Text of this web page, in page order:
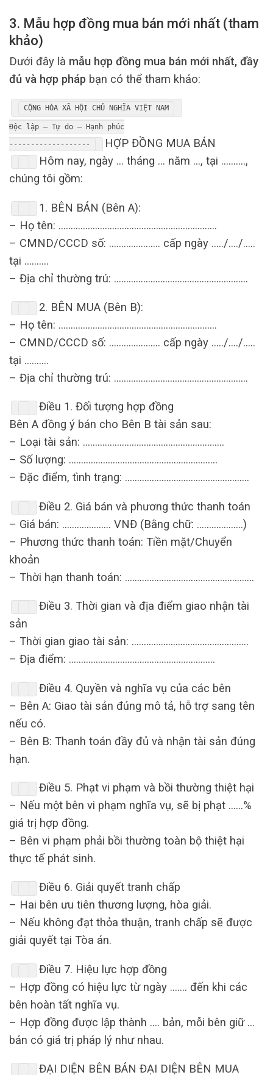
3. Mẫu hợp đồng mua bán mới nhất (tham
khảo)
Dưới đây là mẫu hợp đồng mua bán mới nhất, đầy
đủ và hợp pháp bạn có thể tham khảo:
CỘNG HÒA XÃ HỘI CHỦ NGHĨA VI ỆT NAM
Độc lập – Tự do – Hạnh phúc
------------------- HỢP ĐỒNG MUA BÁN
Hôm nay, ngày… tháng … năm …, tại ……….,
chúng tôi gồm:
1. BÊN BÁN (Bên A):
– Họ tên: ………………………………………………………..
– CMND/CCCD số: ………………… cấp ngày …../…./…..
tại ……….
– Địa chỉ thường trú: ……………………………………………….
2. BÊN MUA(Bên B):
– Họ tên: ………………………………………………………..
– CMND/CCCD số: ………………… cấp ngày …../…./…..
tại ……….
– Địa chỉ thường trú: ……………………………………………….
Điều 1. Đối tượng hợp đồng
Bên A đồng ý bán cho Bên B tài sản sau:
– Loại tài sản: ………………………………………………….
– Số ượng: …………………………………………………….
– Đặc điểm, tình trạng: ……………………………………………
Điều 2. Giá bán và phương thức thanh toán
– Giá bán: ……………….. VNĐ (Bằng chữ: ……………….)
– Phương thức thanh toán: Tiền mặt/Chuyển
khoản
– Thời hạn thanh toán: ……………………………………………..
Điều 3. Thời gian và địa điểm giao nhận tài
sản
– Thời gian giao tài sản: …………………………………………
– Địa điểm: ……………………………………………………
Điều 4. Quyền và nghĩa vụ của các bên
– Bên A: Giao tài sản đúng mô tả, hỗ trợ sang tên
nếu có.
– Bên B: Thanh toán đầy đủ và nhận tài sản đúng
hạn.
Điều 5. Phạt vi phạm và bồi thường thiệt hại
– Nếu một bên vi phạm nghĩa vụ, sẽ bị phạt ……%
giá trị hợp đồng.
– Bên vi phạm phải bồi thường toàn bộ thiệt hại
thực tế phát sinh.
Điều 6. Giải quyết tranh chấp
– Hai bên ưu tiên thương ượng, hòa giải.
– Nếu không đạt thỏa thuận, tranh chấp sẽ được
giải quyết tại Tòa án.
Điều 7. Hiệu lực hợp đồng
– Hợp đồng có hiệu lực từ ngày ……. đến khi các
bên hoàn tất nghĩa vụ.
– Hợp đồng được lập thành …. bản, mỗi bên giữ …
bản có giá trị pháp lý như nhau.
ĐẠI DIỆN BÊN BÁN ĐẠI DIỆN BÊN MUA